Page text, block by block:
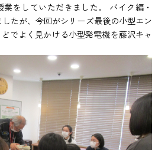
をしていただきました。 バイク編・
たが、今回がシリーズ最後の小型エン
でよく見かける小型発電機を藤沢キャ